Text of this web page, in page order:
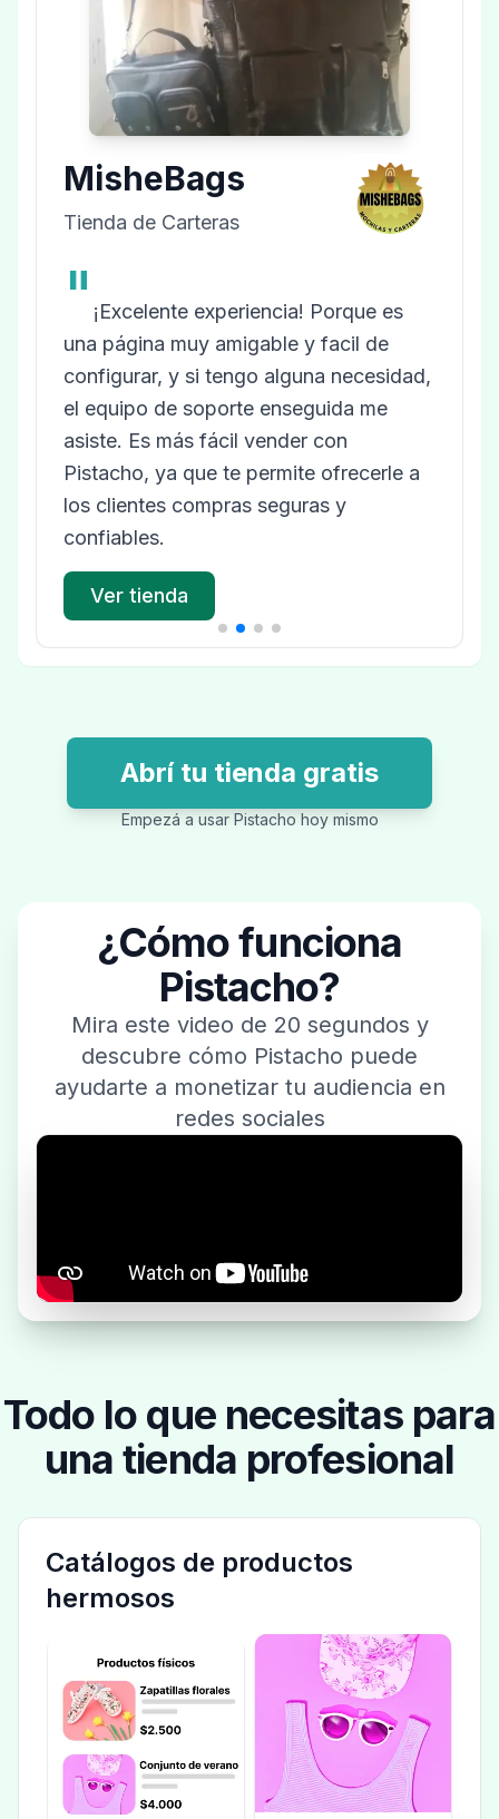
MisheBags
Tienda de Carteras
" ¡Excelente experiencia! Porque es
una página muy amigable y facil de
configurar, y si tengo alguna necesidad,
el equipo de soporte enseguida me
asiste. Es más fácil vender con
Pistacho, ya que te permite ofrecerle a
los clientes compras seguras y
confiables.
Ver tienda
Abrí tu tienda gratis
Empezá a usar Pistacho hoy mismo
¿Cómo funciona
Pistacho?
Mira este video de 20 segundos y
descubre cómo Pistacho puede
ayudarte a monetizar tu audiencia en
redes sociales
Todo lo que necesitas para
una tienda profesional
Catálogos de productos
hermosos